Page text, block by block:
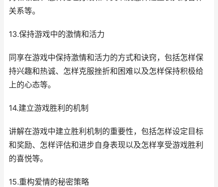
关系等。
13.保持游戏中的激情和活力
同享在游戏中保持激情和活力的方式和诀窍，包括怎样保
持兴趣和热诚、怎样克服挫折和困难以及怎样保持积极给
上的心态等。
14.建立游戏胜利的机制
讲解在游戏中建立胜利机制的重要性，包括怎样设定目标
和奖励、怎样评估和进步自身表现以及怎样享受游戏胜利
的喜悦等。
15.重构爱情的秘密策略